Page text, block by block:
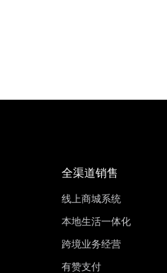
全渠道销售
线上商城系统
本地生活一体化
跨境业务经营
有赞支付